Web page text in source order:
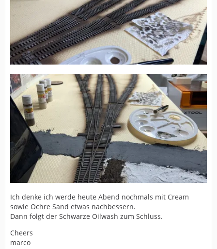
Ich denke ich werde heute Abend nochmals mit Cream
sowie Ochre Sand etwas nachbessern.
Dann folgt der Schwarze Oilwash zum Schluss.
Cheers
marco